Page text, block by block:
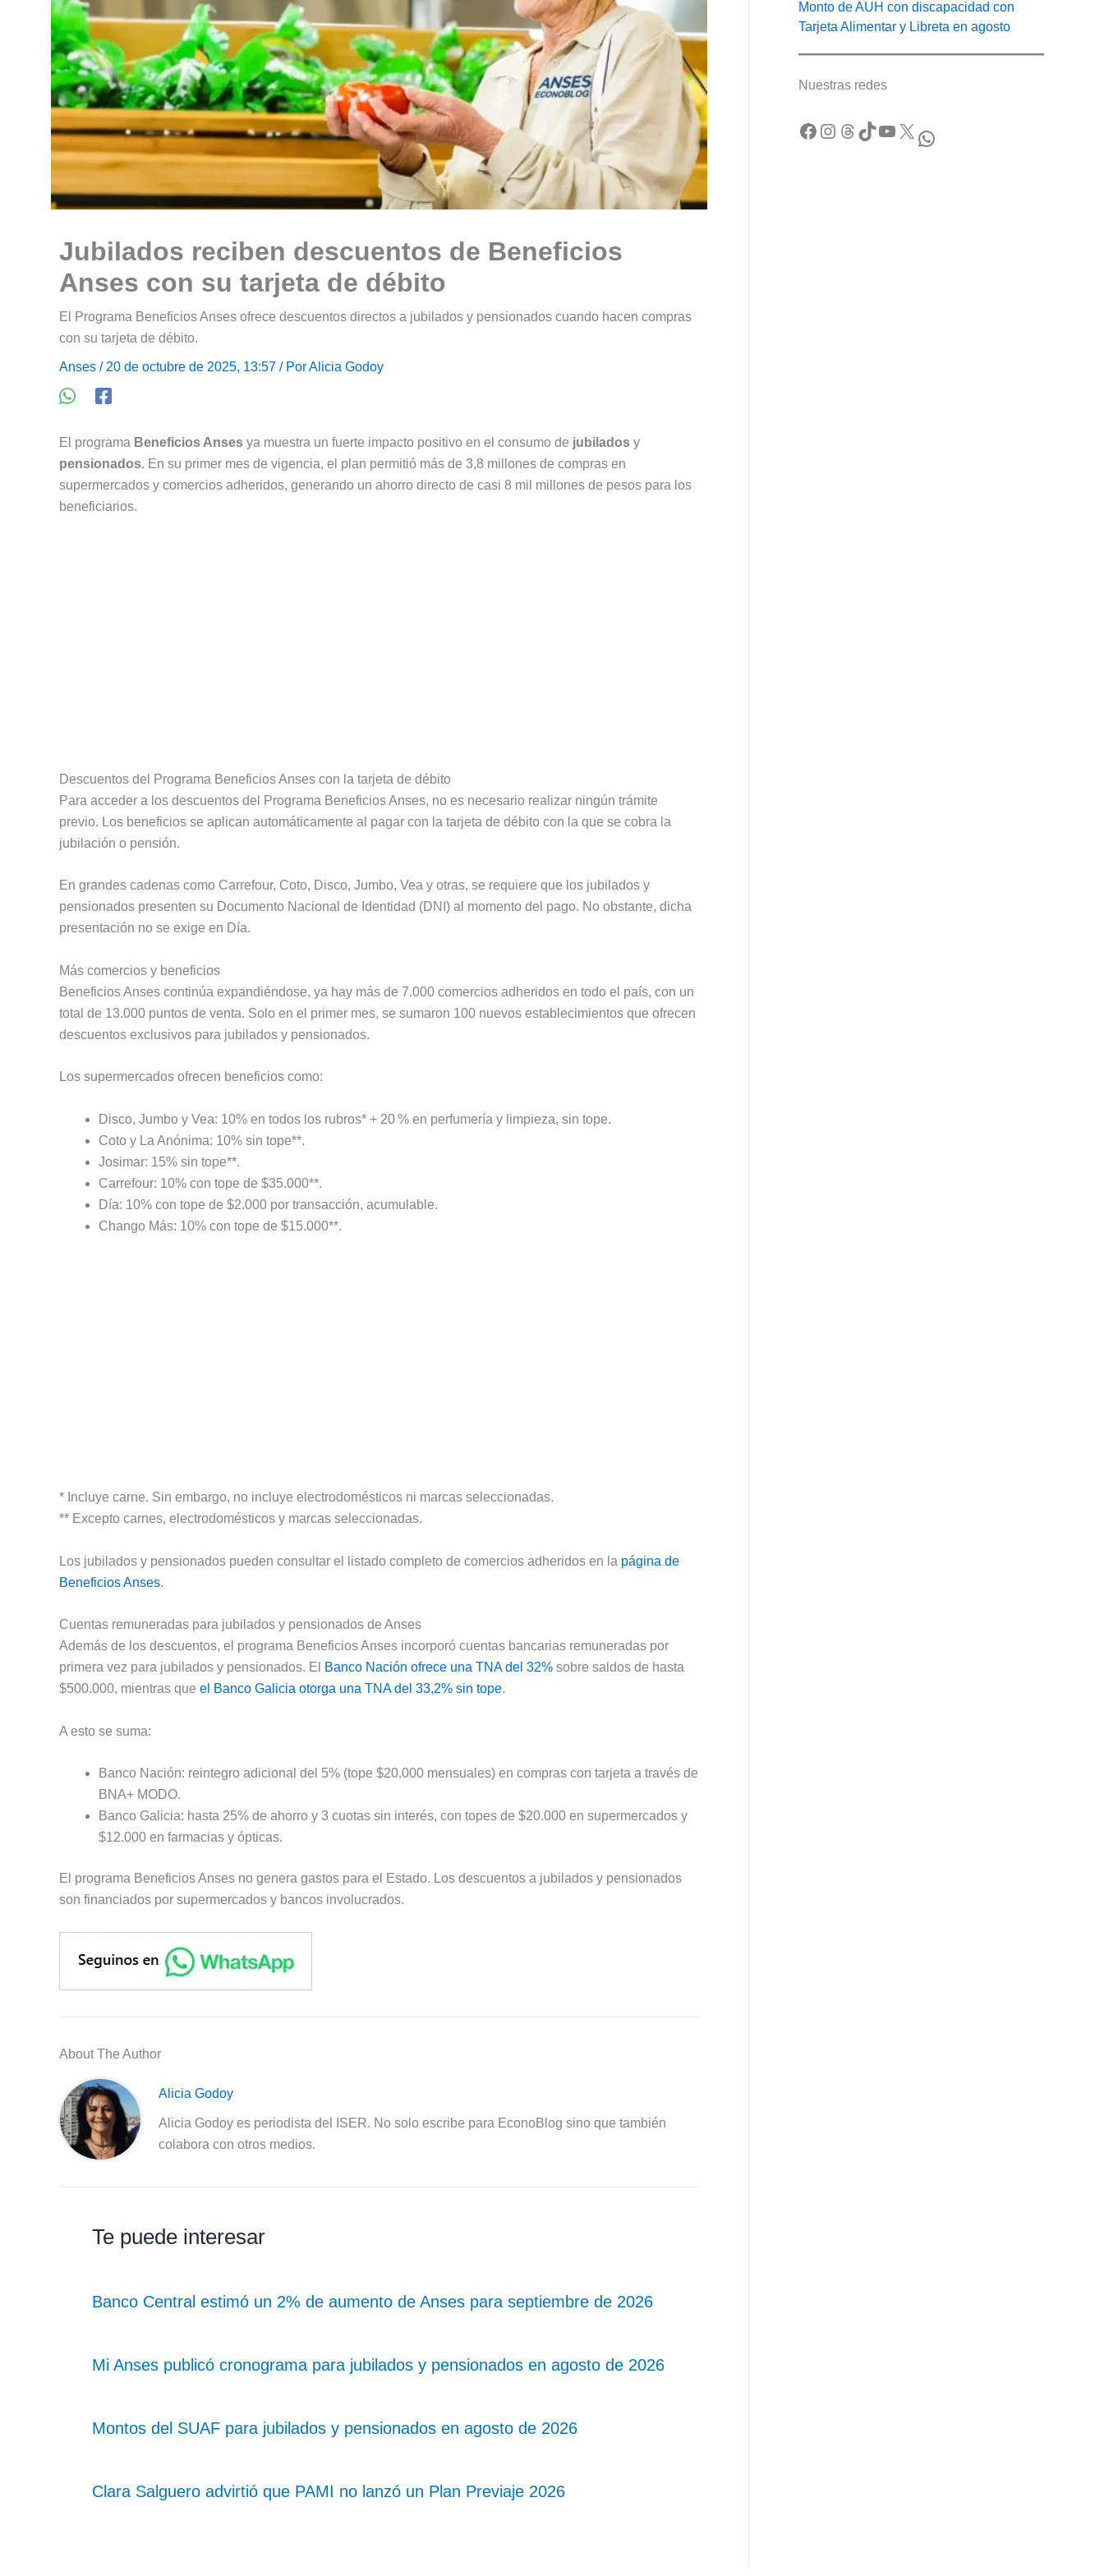
Jubilados reciben descuentos de Beneficios
Anses con su tarjeta de débito
El Programa Beneficios Anses ofrece descuentos directos a jubilados y pensionados cuando hacen compras
con su tarjeta de débito.
Anses / 20 de octubre de 2025, 13:57 / PorAlicia Godoy
El programa Beneficios Anses ya muestra un fuerte impacto positivo en el consumo de jubilados y
pensionados. En su primer mes de vigencia, el plan permitió más de 3,8 millones de compras en
supermercados y comercios adheridos, generando un ahorro directo de casi 8 mil millones de pesos para los
beneficiarios.
Descuentos del Programa Beneficios Anses con la tarjeta de débito
Para acceder a los descuentos del Programa Beneficios Anses, no es necesario realizar ningún trámite
previo. Los beneficios se aplican automáticamente al pagar con la tarjeta de débito con la que se cobra la
jubilación o pensión.
En grandes cadenas como Carrefour, Coto, Disco, Jumbo, Vea y otras, se requiere que los jubilados y
pensionados presenten su Documento Nacional de Identidad (DNI) al momento del pago. No obstante, dicha
presentación no se exige en Día.
Más comercios y beneficios
Beneficios Anses continúa expandiéndose, ya hay más de 7.000 comercios adheridos en todo el país, con un
total de 13.000 puntos de venta. Solo en el primer mes, se sumaron 100 nuevos establecimientos que ofrecen
descuentos exclusivos para jubilados y pensionados.
Los supermercados ofrecen beneficios como:
Disco, Jumbo y Vea: 10% en todos los rubros* + 20 % en perfumería y limpieza, sin tope.
Coto y La Anónima: 10% sin tope**.
Josimar: 15% sin tope**.
Carrefour: 10% con tope de $35.000**.
Día: 10% con tope de $2.000 por transacción, acumulable.
Chango Más: 10% con tope de $15.000**.
* Incluye carne. Sin embargo, no incluye electrodomésticos ni marcas seleccionadas.
** Excepto carnes, electrodomésticos y marcas seleccionadas.
Los jubilados y pensionados pueden consultar el listado completo de comercios adheridos en la página de
Beneficios Anses.
Cuentas remuneradas para jubilados y pensionados de Anses
Además de los descuentos, el programa Beneficios Anses incorporó cuentas bancarias remuneradas por
primera vez para jubilados y pensionados. El
Banco Nación ofrece una TNA del 32% sobre saldos de hasta
$500.000, mientras que el Banco Galicia otorga una TNA del 33,2% sin tope.
A esto se suma:
Banco Nación: reintegro adicional del 5% (tope $20.000 mensuales) en compras con tarjeta a través de
BNA+ MODO.
Banco Galicia: hasta 25% de ahorro y 3 cuotas sin interés, con topes de $20.000 en supermercados y
$12.000 en farmacias y ópticas.
El programa Beneficios Anses no genera gastos para el Estado. Los descuentos a jubilados y pensionados
son financiados por supermercados y bancos involucrados.
About The Author
Alicia Godoy
Alicia Godoy es periodista del ISER. No solo escribe para EconoBlog sino que también
colabora con otros medios.
Te puede interesar
Banco Central estimó un 2% de aumento de Anses para septiembre de 2026
Mi Anses publicó cronograma para jubilados y pensionados en agosto de 2026
Montos del SUAF para jubilados y pensionados en agosto de 2026
Clara Salguero advirtió que PAMI no lanzó un Plan Previaje 2026
Monto de AUH con discapacidad con
Tarjeta Alimentar y Libreta en agosto
Nuestras redes
Facebook Instagram Threads TikTok YouTube X WhatsApp